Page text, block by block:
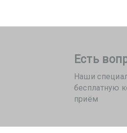
Есть
Наши
бесплатную
приём